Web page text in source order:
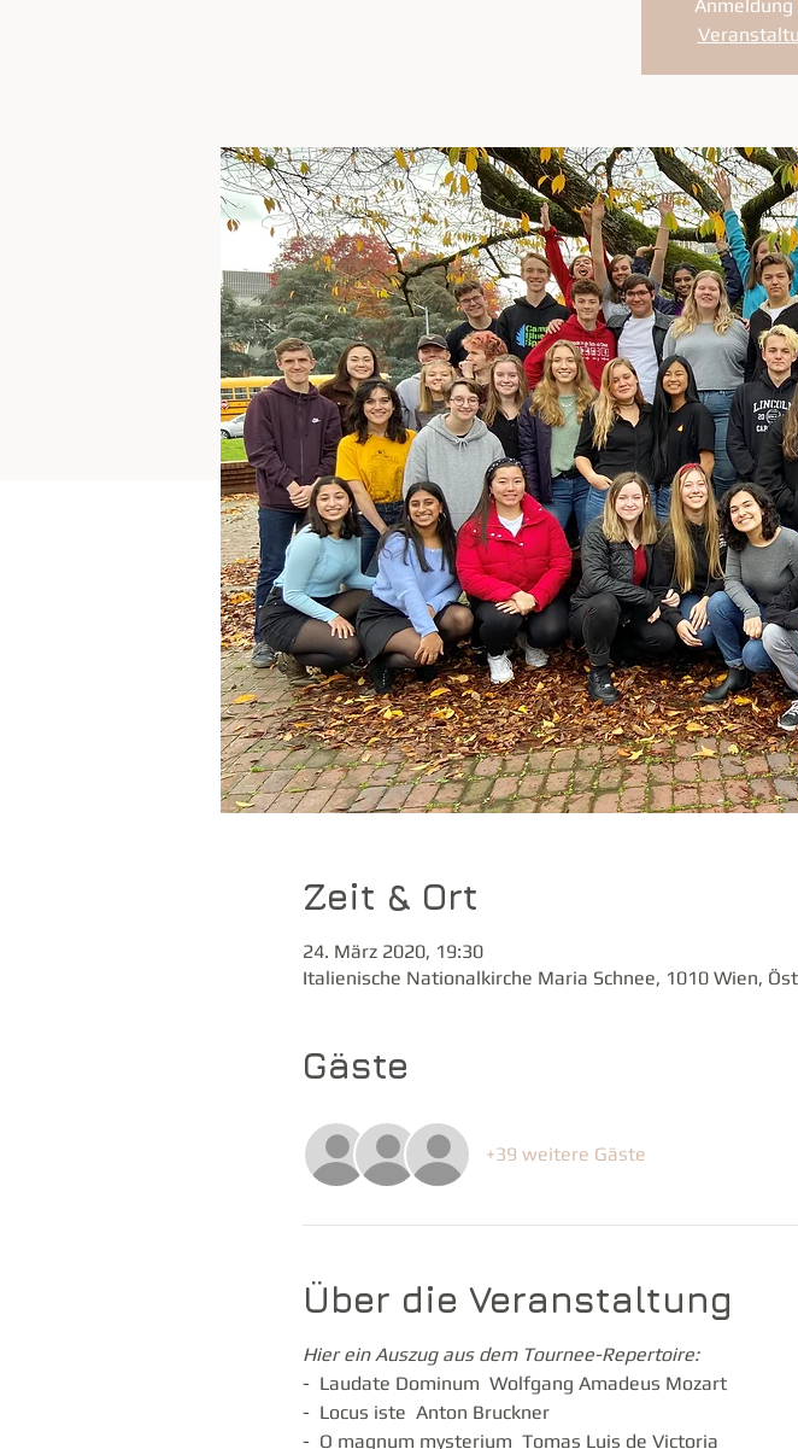
Anmeldung
Zeit & Ort
24. März 2020, 19:30
Italienische Nationalkirche Maria Schnee, 1010 Wien,
Gäste
+39 weitere Gäste
Über die Veranstaltung
Hier ein Auszug aus dem Tournee-Repertoire:
- Laudate Dominum Wolfgang Amadeus Mozart
- Locus iste Anton Bruckner
- O magnum mysterium Tomas Luis de Victoria